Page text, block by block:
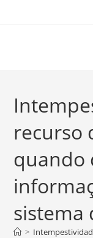
recurso
quando
sistema
>